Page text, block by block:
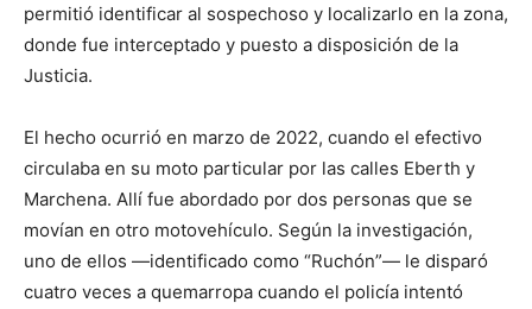
permitió identificar al sospechoso y localizarlo en la zona,
donde fue interceptado y puesto a disposición de la
Justicia.
El hecho ocurrió en marzo de 2022, cuando el efectivo
circulaba en su moto particular por las calles Eberth y
Marchena. Allí fue abordado por dos personas que se
movían en otro motovehículo. Según la investigación,
uno de ellos —identificado como “Ruchón”— le disparó
cuatro veces a quemarropa cuando el policía intentó